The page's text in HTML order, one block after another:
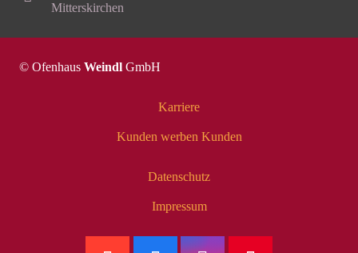
Mitterskirchen
© Ofenhaus Weindl GmbH
Karriere
Kunden werben Kunden
Datenschutz
Impressum